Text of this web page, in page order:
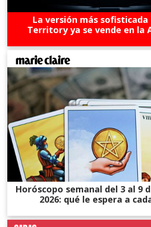
La versión más sofisticada
Territory ya se vende en la
Horóscopo semanal del 3 al 9
2026: qué le espera a